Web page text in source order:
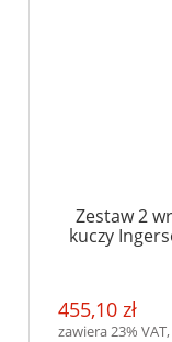
Zestaw 2
kuczy
455,10 zł
zawiera 23%